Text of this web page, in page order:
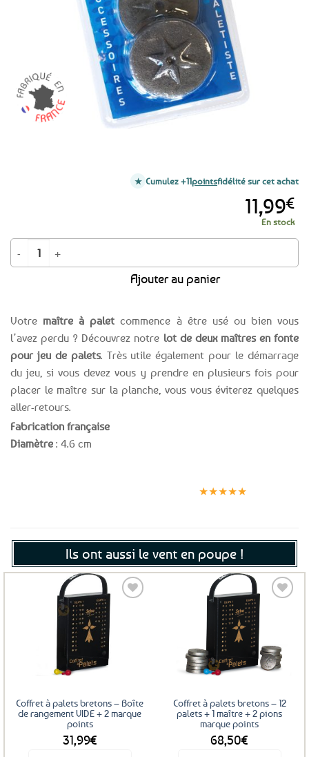
Votre maître à palet commence à être usé ou bien vous
l’avez perdu ? Découvrez notre lot de deux maîtres en fonte
pour jeu de palets. Très utile également pour le démarrage
du jeu, si vous devez vous y prendre en plusieurs fois pour
placer le maître sur la planche, vous vous éviterez quelques
aller-retours.
Fabrication française
Diamètre : 4.6 cm
11,99€
En stock
quantité de Lot 2 maîtres à palet bretons en fonte
Ajouter au panier
Cumulez +11pointsfidélité sur cet achat
★★★★★
Ils ont aussi le vent en poupe !
Coffret à palets bretons – Boîte
de rangement VIDE + 2 marque
points
31,99€
favoris
Coffret à palets bretons – 12
palets + 1 maître + 2 pions
marque points
68,50€